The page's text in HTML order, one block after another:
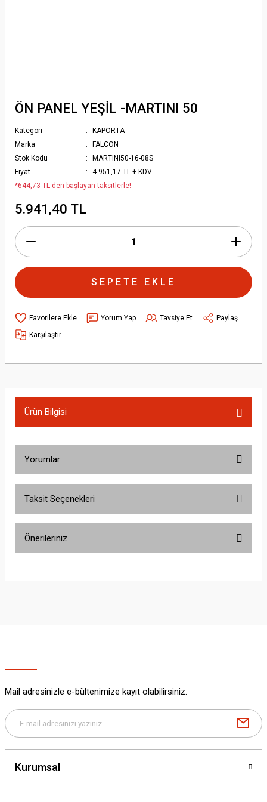
ÖN PANEL YEŞİL -MARTINI 50
Kategori
KAPORTA
Marka
FALCON
Stok Kodu
MARTINI50-16-08S
Fiyat
4.951,17 TL + KDV
*644,73 TL den başlayan taksitlerle!
5.941,40 TL
SEPETE EKLE
Yorum Yap Tavsiye Et
Paylaş
Karşılaştır
Ürün Bilgisi
Yorumlar
Taksit Seçenekleri
Önerileriniz
yetersiz gördüğünüz noktaları öneri formunu kullanarak tarafımıza
Bu ürüne benzer farklı alternatifler olmalı.
Mail adresinizle e-bültenimize kayıt olabilirsiniz.
Kurumsal